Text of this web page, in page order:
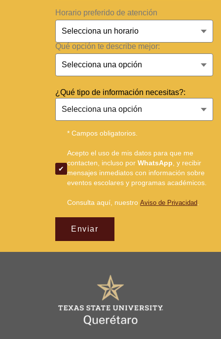
Horario preferido de atención
Qué opción te describe mejor:
¿Qué tipo de información necesitas?:
* Campos obligatorios.
Acepto el uso de mis datos para que me
contacten, incluso por WhatsApp , y recibir
mensajes inmediatos con información sobre
eventos escolares y programas académicos.
Consulta aquí, nuestro Aviso de Privacidad
Enviar